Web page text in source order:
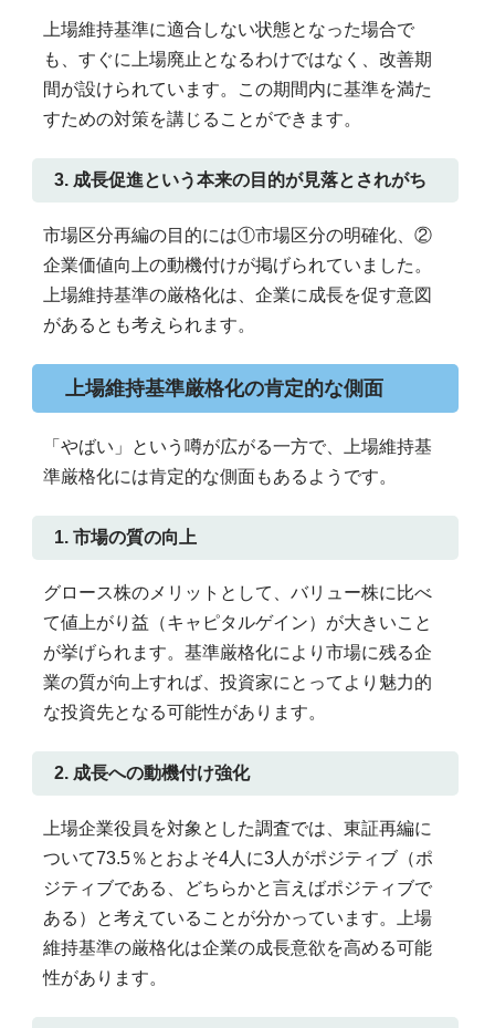
上場維持基準に適合しない状態となった場合で
も、すぐに上場廃止となるわけではなく、改善期
間が設けられています。この期間内に基準を満た
すための対策を講じることができます。
3. 成長促進という本来の目的が見落とされがち
市場区分再編の目的には①市場区分の明確化、②
企業価値向上の動機付けが掲げられていました。
上場維持基準の厳格化は、企業に成長を促す意図
があるとも考えられます。
上場維持基準厳格化の肯定的な側面
「やばい」という噂が広がる一方で、上場維持基
準厳格化には肯定的な側面もあるようです。
1. 市場の質の向上
グロース株のメリットとして、バリュー株に比べ
て値上がり益（キャピタルゲイン）が大きいこと
が挙げられます。基準厳格化により市場に残る企
業の質が向上すれば、投資家にとってより魅力的
な投資先となる可能性があります。
2. 成長への動機付け強化
上場企業役員を対象とした調査では、東証再編に
ついて73.5％とおよそ4人に3人がポジティブ（ポ
ジティブである、どちらかと言えばポジティブで
ある）と考えていることが分かっています。上場
維持基準の厳格化は企業の成長意欲を高める可能
性があります。